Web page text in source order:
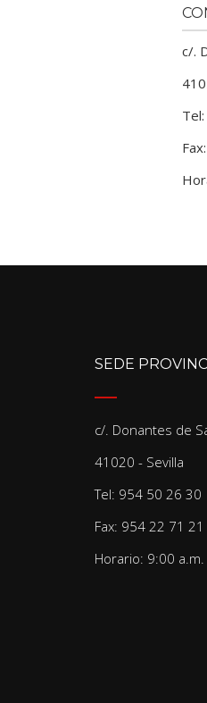
c/.
SEDE
c/. Donantes de
41020 - Sevilla
Tel: 954 50 26 30
Fax: 954 22 71 21
Horario: 9:00 a.m.